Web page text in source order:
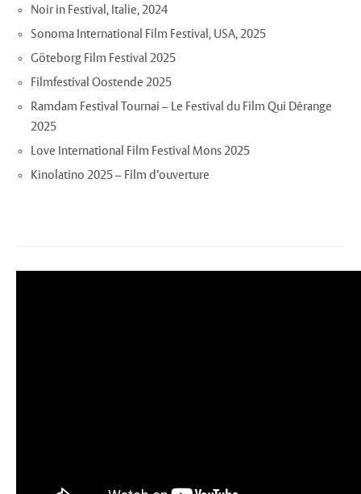
Noir in Festival, Italie, 2024
Sonoma International Film Festival, USA, 2025
Göteborg Film Festival 2025
Filmfestival Oostende 2025
Ramdam Festival Tournai – Le Festival du Film Qui Dérange
2025
Love International Film Festival Mons 2025
Kinolatino 2025 – Film d’ouverture